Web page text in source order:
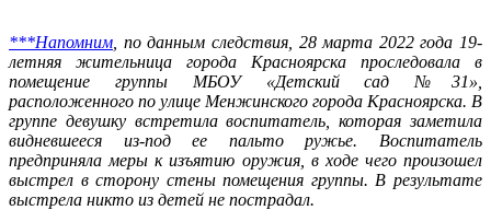
***Напомним , по данным следствия, 28 марта 2022 года 19-
летняя жительница города Красноярска проследовала в
помещение группы МБОУ «Детский сад №31»,
расположенного по улице Менжинского города Красноярска. В
группе девушку встретила воспитатель, которая заметила
видневшееся из-под ее пальто ружье. Воспитатель
предприняла меры к изъятию оружия, в ходе чего произошел
выстрел в сторону стены помещения группы. В результате
выстрела никто из детей не пострадал.